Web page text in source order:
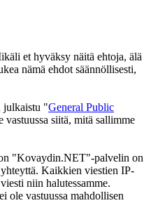
et hyväksy näitä ehtoja, älä
nämä ehdot säännöllisesti,
julkaistu "General Public
siitä, mitä sallimme
"Kovaydin.NET"-palvelin on
Kaikkien viestien IP-
niin halutessamme.
ole vastuussa mahdollisen